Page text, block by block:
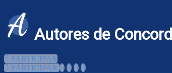
Autores de
PARTICIPAR
PARTICIPAR